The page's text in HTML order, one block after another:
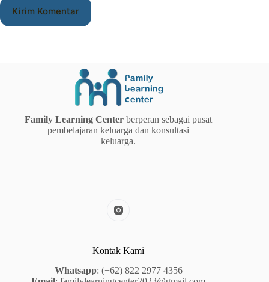
Kirim Komentar
Family Learning Center berperan sebagai pusat
pembelajaran keluarga dan konsultasi
keluarga.
Kontak Kami
Whatsapp: (+62) 822 2977 4356